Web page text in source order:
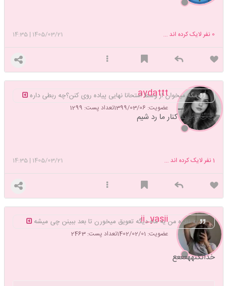
1405/03/21
|
14:35 0 نفر لایک کرده اند ...
aydattt
عضویت: 1399/03/06 تعداد پست: 1299
مگه میخوان از وسط امتحانا نهایی پیاده روی کنن؟چه ربطی داره
🤣🤣🤣برید کنار ما رد شیم
1405/03/21
|
14:35 1نفر لایک کرده اند ...
ii_yasii
عضویت: 1402/02/01 تعداد پست: 2463
به نظره من یه ماه دیگه تعویق میخورن تا بعد ببینن چی میشه
خدانکنههعععع